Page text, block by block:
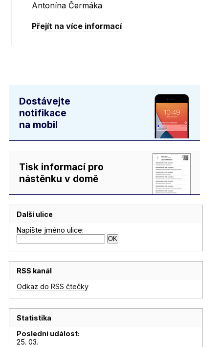
Antonína Čermáka
Přejít na více informací
Dostávejte
notifikace
na mobil
Tisk informací pro
nástěnku v domě
Další ulice
Napište jméno ulice:
RSS kanál
Odkaz do RSS čtečky
Statistika
Poslední událost:
25. 03.